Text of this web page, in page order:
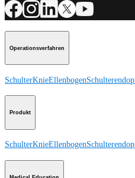
Operationsverfahren
SchulterKnieEllenbogen
Produkt
SchulterKnieEllenbogen